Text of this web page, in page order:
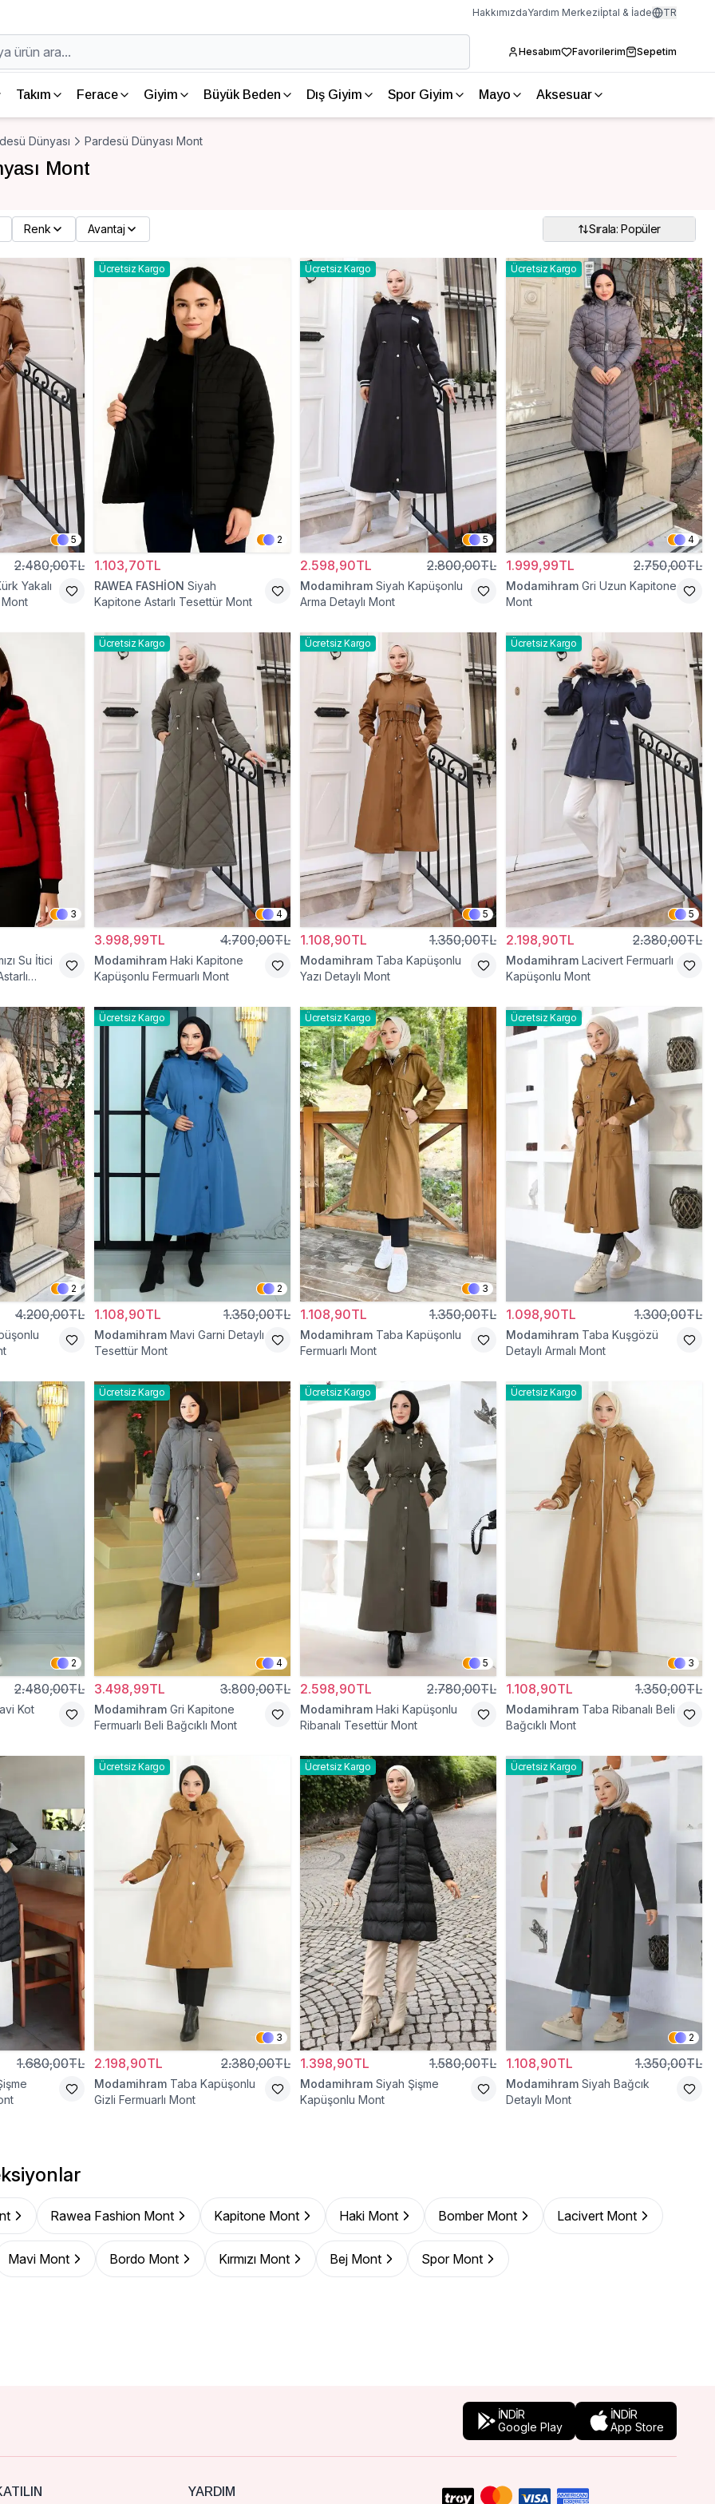
HakkımızdaYardım Merkeziİptal & İade TR
Hesabım Favorilerim Sepetim
Takım Ferace Giyim Büyük Beden Dış Giyim Spor Giyim Mayo Aksesuar
Dünyası Pardesü Dünyası Mont
Mont
Renk Avantaj Sırala: Popüler
5
2.480,00TL
Yakalı
Mont
Ücretsiz Kargo
2
1.103,70TL
RAWEA FASHİON Siyah
Kapitone Astarlı Tesettür Mont
Ücretsiz Kargo
5
2.598,90TL 2.800,00TL
Modamihram Siyah Kapüşonlu
Arma Detaylı Mont
Ücretsiz Kargo
4
1.999,99TL 2.750,00TL
Modamihram Gri Uzun Kapitone
Mont
3
Su İtici
Ücretsiz Kargo
4
3.998,99TL 4.700,00TL
Modamihram Haki Kapitone
Kapüşonlu Fermuarlı Mont
Ücretsiz Kargo
5
1.108,90TL 1.350,00TL
Modamihram Taba Kapüşonlu
Yazı Detaylı Mont
Ücretsiz Kargo
5
2.198,90TL 2.380,00TL
Modamihram Lacivert Fermuarlı
Kapüşonlu Mont
2
4.200,00TL
Ücretsiz Kargo
2
1.108,90TL 1.350,00TL
Modamihram Mavi Garni Detaylı
Tesettür Mont
Ücretsiz Kargo
3
1.108,90TL 1.350,00TL
Modamihram Taba Kapüşonlu
Fermuarlı Mont
Ücretsiz Kargo
1.098,90TL 1.300,00TL
Modamihram Taba Kuşgözü
Detaylı Armalı Mont
2
2.480,00TL
Kot
Ücretsiz Kargo
4
3.498,99TL 3.800,00TL
Modamihram Gri Kapitone
Fermuarlı Beli Bağcıklı Mont
Ücretsiz Kargo
5
2.598,90TL 2.780,00TL
Modamihram Haki Kapüşonlu
Ribanalı Tesettür Mont
Ücretsiz Kargo
3
1.108,90TL 1.350,00TL
Modamihram Taba Ribanalı Beli
Bağcıklı Mont
1.680,00TL
Ücretsiz Kargo
3
2.198,90TL 2.380,00TL
Modamihram Taba Kapüşonlu
Gizli Fermuarlı Mont
Ücretsiz Kargo
1.398,90TL 1.580,00TL
Modamihram Siyah Şişme
Kapüşonlu Mont
Ücretsiz Kargo
2
1.108,90TL 1.350,00TL
Modamihram Siyah Bağcık
Detaylı Mont
Rawea Fashion Mont Kapitone Mont Haki Mont Bomber Mont Lacivert Mont
Mavi Mont Bordo Mont Kırmızı Mont Bej Mont Spor Mont
İNDİR
Google Play
İNDİR
App Store
YARDIM